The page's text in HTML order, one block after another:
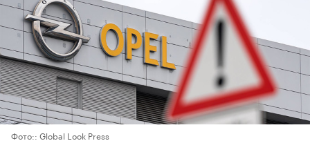
Фото:: Global Look Press